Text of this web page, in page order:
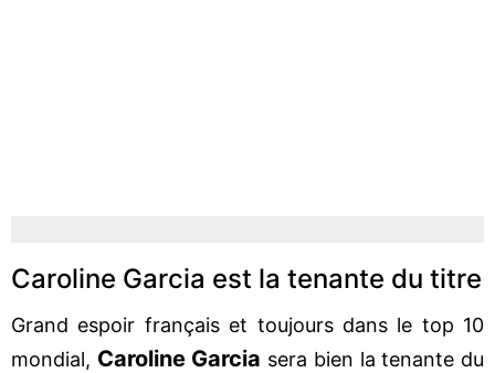
Caroline Garcia est la tenante du titre
Grand espoir français et toujours dans le top 10
mondial, Caroline Garcia sera bien la tenante du